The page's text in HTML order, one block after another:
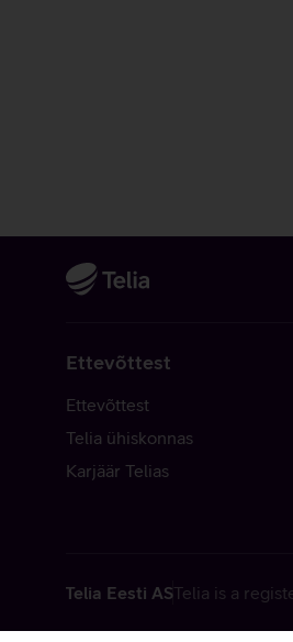
Ettevõttest
Ettevõttest
Telia ühiskonnas
Karjäär Telias
Telia Eesti ASTelia is a